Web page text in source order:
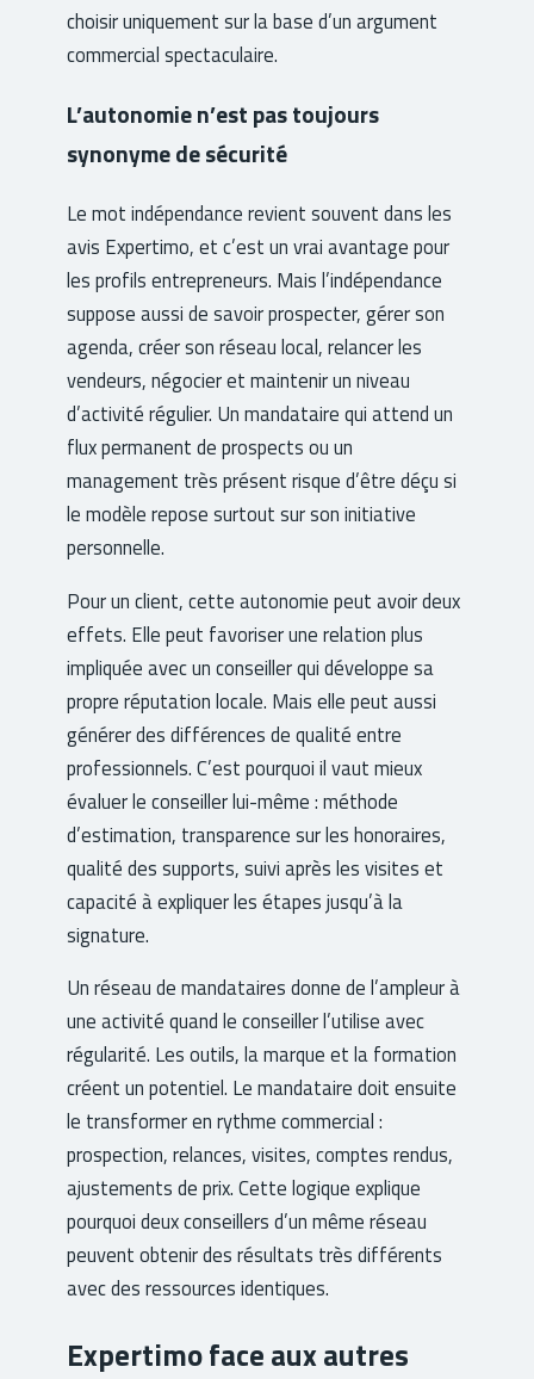
choisir uniquement sur la base d’un argument
commercial spectaculaire.
L’autonomie n’est pas toujours
synonyme de sécurité
Le mot indépendance revient souvent dans les
avis Expertimo, et c’est un vrai avantage pour
les profils entrepreneurs. Mais l’indépendance
suppose aussi de savoir prospecter, gérer son
agenda, créer son réseau local, relancer les
vendeurs, négocier et maintenir un niveau
d’activité régulier. Un mandataire qui attend un
flux permanent de prospects ou un
management très présent risque d’être déçu si
le modèle repose surtout sur son initiative
personnelle.
Pour un client, cette autonomie peut avoir deux
effets. Elle peut favoriser une relation plus
impliquée avec un conseiller qui développe sa
propre réputation locale. Mais elle peut aussi
générer des différences de qualité entre
professionnels. C’est pourquoi il vaut mieux
évaluer le conseiller lui-même : méthode
d’estimation, transparence sur les honoraires,
qualité des supports, suivi après les visites et
capacité à expliquer les étapes jusqu’à la
signature.
Un réseau de mandataires donne de l’ampleur à
une activité quand le conseiller l’utilise avec
régularité. Les outils, la marque et la formation
créent un potentiel. Le mandataire doit ensuite
le transformer en rythme commercial :
prospection, relances, visites, comptes rendus,
ajustements de prix. Cette logique explique
pourquoi deux conseillers d’un même réseau
peuvent obtenir des résultats très différents
avec des ressources identiques.
Expertimo face aux autres